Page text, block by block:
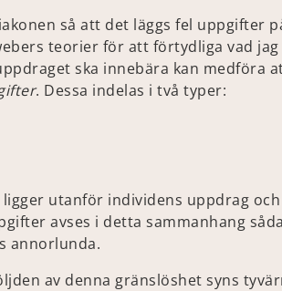
så att det läggs fel uppgifter
teorier för att förtydliga vad
ska innebära kan medföra
. Dessa indelas i två typer:
utanför individens uppdrag
avses i detta sammanhang
annorlunda.
av denna gränslöshet syns